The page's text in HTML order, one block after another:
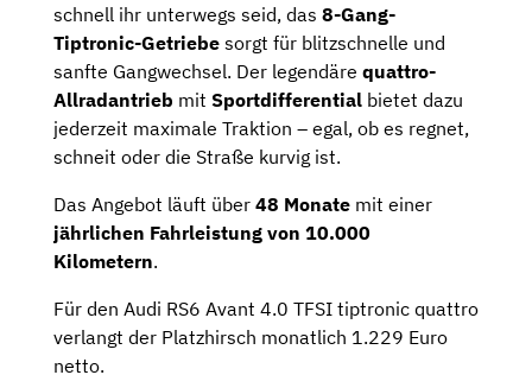
schnell ihr unterwegs seid, das 8-Gang-
Tiptronic-Getriebe sorgt für blitzschnelle und
sanfte Gangwechsel. Der legendäre quattro-
Allradantrieb mit Sportdifferential bietet dazu
jederzeit maximale Traktion – egal, ob es regnet,
schneit oder die Straße kurvig ist.
Das Angebot läuft über 48 Monate mit einer
jährlichen Fahrleistung von 10.000
Kilometern.
Für den Audi RS6 Avant 4.0 TFSI tiptronic quattro
verlangt der Platzhirsch monatlich 1.229 Euro
netto.